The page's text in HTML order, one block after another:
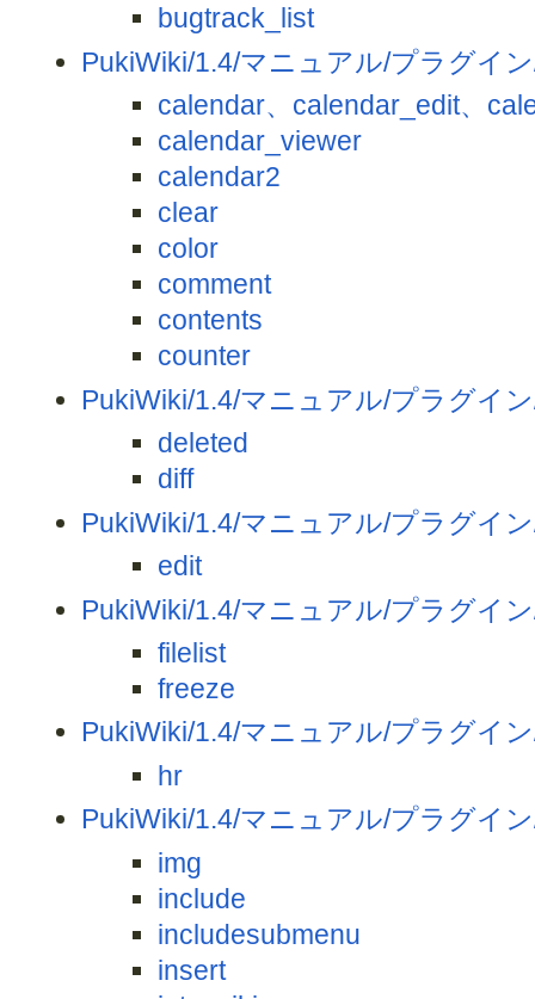
bugtrack_list
PukiWiki/1.4/マニュアル/プラグイ
calendar、calendar_edit、
calendar_viewer
calendar2
clear
color
comment
contents
counter
PukiWiki/1.4/マニュアル/プラグイ
deleted
diff
PukiWiki/1.4/マニュアル/プラグイ
edit
PukiWiki/1.4/マニュアル/プラグイ
filelist
freeze
PukiWiki/1.4/マニュアル/プラグイ
hr
PukiWiki/1.4/マニュアル/プラグイ
img
include
includesubmenu
insert